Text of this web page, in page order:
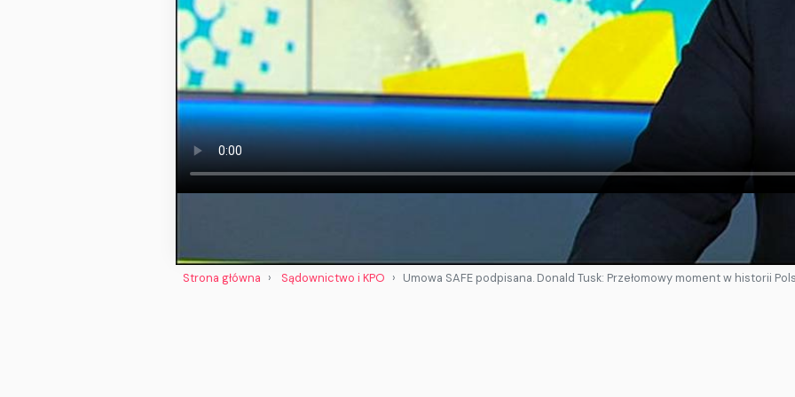
Idź do oryginalnego materiału
Strona główna Sądownictwo i KPO Umowa SAFE podpisana. Donald Tusk: Przełomowy moment w historii